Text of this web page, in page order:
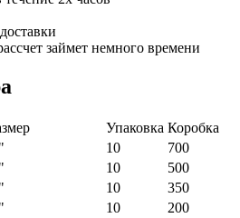
займет немного времени
Упаковка Коробка
10
700
10
500
10
350
10
200